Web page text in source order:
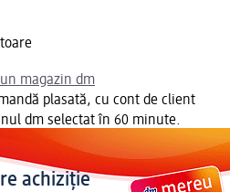
magazin dm
plasată, cu cont de client
dm selectat în 60 minute.
achiziție